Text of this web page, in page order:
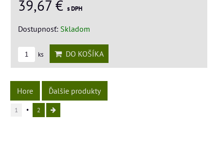
39,67 € s DPH
Dostupnosť: Skladom
ks DO KOŠÍKA
Hore Ďalšie produkty
1 2